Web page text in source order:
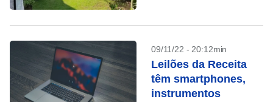
09/11/22 - 20:12min
Leilões da Receita
têm smartphones,
instrumentos